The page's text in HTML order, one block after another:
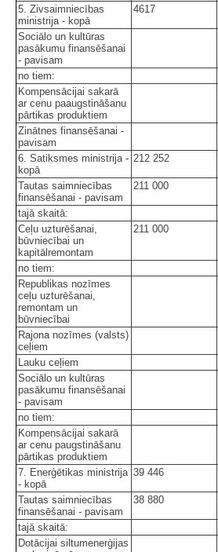
5. Zivsaimniecības
ministrija - kopā
4617
Sociālo un kultūras
pasākumu finansēšanai
- pavisam
no tiem:
Kompensācijai sakarā
ar cenu paaugstināšanu
pārtikas produktiem
Zinātnes finansēšanai -
pavisam
6. Satiksmes ministrija -
kopā
212 252
Tautas saimniecības
finansēšanai - pavisam
211 000
tajā skaitā:
Ceļu uzturēšanai,
būvniecībai un
kapitālremontam
211 000
no tiem:
Republikas nozīmes
ceļu uzturēšanai,
remontam un
būvniecībai
Rajona nozīmes (valsts)
ceļiem
Lauku ceļiem
Sociālo un kultūras
pasākumu finansēšanai
- pavisam
no tiem:
Kompensācijai sakarā
ar cenu paugstināšanu
pārtikas produktiem
7. Enerģētikas ministrija
- kopā
39 446
Tautas saimniecības
finansēšanai - pavisam
38 880
tajā skaitā:
Dotācijai siltumenerģijas